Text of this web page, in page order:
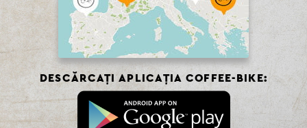
DESCĂRCAȚI APLICAȚIA COFFEE-BIKE: